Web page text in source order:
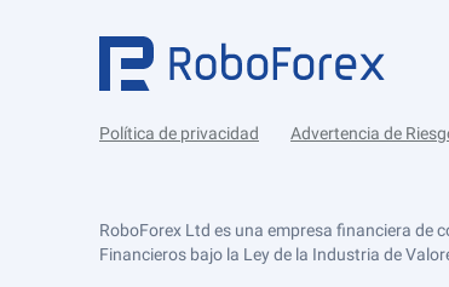
Política de privacidad Advertencia de
RoboForex Ltd es una empresa financiera de
Financieros bajo la Ley de la Industria de